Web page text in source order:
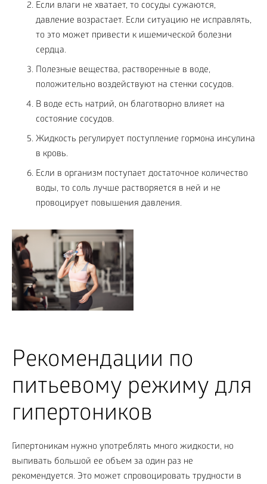
Если влаги не хватает, то сосуды сужаются,
давление возрастает. Если ситуацию не исправлять,
то это может привести к ишемической болезни
сердца.
Полезные вещества, растворенные в воде,
положительно воздействуют на стенки сосудов.
В воде есть натрий, он благотворно влияет на
состояние сосудов.
Жидкость регулирует поступление гормона инсулина
в кровь.
Если в организм поступает достаточное количество
воды, то соль лучше растворяется в ней и не
провоцирует повышения давления.
Рекомендации по
питьевому режиму для
гипертоников
Гипертоникам нужно употреблять много жидкости, но
выпивать большой ее объем за один раз не
рекомендуется. Это может спровоцировать трудности в